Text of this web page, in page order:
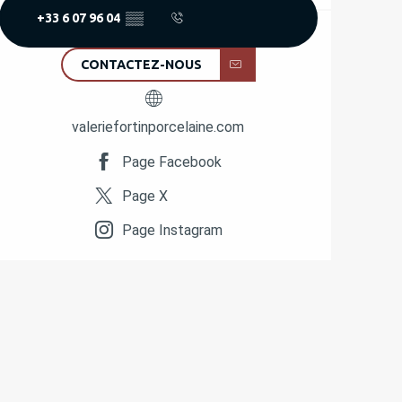
+33 6 07 96 04 ▒▒
CONTACTEZ-NOUS
valeriefortinporcelaine.com
Page Facebook
Page X
Page Instagram